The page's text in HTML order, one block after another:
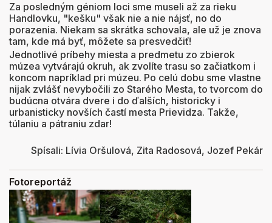
Za posledným géniom loci sme museli až za rieku
Handlovku, "kešku" však nie a nie nájsť, no do
porazenia. Niekam sa skrátka schovala, ale už je znova
tam, kde má byť, môžete sa presvedčiť!
Jednotlivé príbehy miesta a predmetu zo zbierok
múzea vytvárajú okruh, ak zvolíte trasu so začiatkom i
koncom napríklad pri múzeu. Po celú dobu sme vlastne
nijak zvlášť nevybočili zo Starého Mesta, to tvorcom do
budúcna otvára dvere i do ďalších, historicky i
urbanisticky novších častí mesta Prievidza. Takže,
túlaniu a pátraniu zdar!
Spísali: Lívia Oršulová, Zita Radosová, Jozef Pekár
Fotoreportáž